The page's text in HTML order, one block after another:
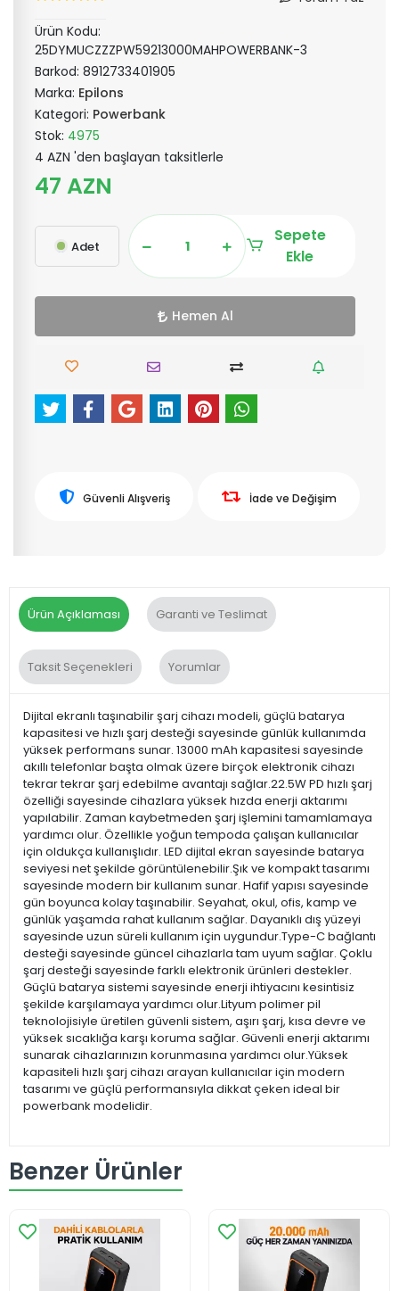
Ürün Kodu:
25DYMUCZZZPW59213000MAHPOWERBANK-3
Barkod: 8912733401905
Marka: Epilons
Kategori: Powerbank
Stok: 4975
4 AZN 'den başlayan taksitlerle
47 AZN
Adet
Sepete
Ekle
Hemen Al
Güvenli Alışveriş İade ve Değişim
Ürün Açıklaması Garanti ve Teslimat
Taksit Seçenekleri Yorumlar
Dijital ekranlı taşınabilir şarj cihazı modeli, güçlü batarya
kapasitesi ve hızlı şarj desteği sayesinde günlük kullanımda
yüksek performans sunar. 13000 mAh kapasitesi sayesinde
akıllı telefonlar başta olmak üzere birçok elektronik cihazı
tekrar tekrar şarj edebilme avantajı sağlar.22.5W PD hızlı şarj
özelliği sayesinde cihazlara yüksek hızda enerji aktarımı
yapılabilir. Zaman kaybetmeden şarj işlemini tamamlamaya
yardımcı olur. Özellikle yoğun tempoda çalışan kullanıcılar
için oldukça kullanışlıdır. LED dijital ekran sayesinde batarya
seviyesi net şekilde görüntülenebilir.Şık ve kompakt tasarımı
sayesinde modern bir kullanım sunar. Hafif yapısı sayesinde
gün boyunca kolay taşınabilir. Seyahat, okul, ofis, kamp ve
günlük yaşamda rahat kullanım sağlar. Dayanıklı dış yüzeyi
sayesinde uzun süreli kullanım için uygundur.Type-C bağlantı
desteği sayesinde güncel cihazlarla tam uyum sağlar. Çoklu
şarj desteği sayesinde farklı elektronik ürünleri destekler.
Güçlü batarya sistemi sayesinde enerji ihtiyacını kesintisiz
şekilde karşılamaya yardımcı olur.Lityum polimer pil
teknolojisiyle üretilen güvenli sistem, aşırı şarj, kısa devre ve
yüksek sıcaklığa karşı koruma sağlar. Güvenli enerji aktarımı
sunarak cihazlarınızın korunmasına yardımcı olur.Yüksek
kapasiteli hızlı şarj cihazı arayan kullanıcılar için modern
tasarımı ve güçlü performansıyla dikkat çeken ideal bir
powerbank modelidir.
Benzer Ürünler